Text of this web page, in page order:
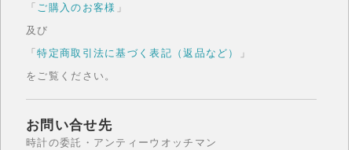
「ご購入のお客様 」
及び
「特定商取引法に基づく表記（返品など）
」
をご覧ください。
お問い合せ先
時計の委託・アンティーウオッチマン